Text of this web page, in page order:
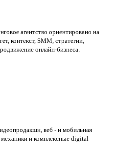
агентство ориентировано на
контекст, SMM, стратегии,
онлайн-бизнеса.
веб - и мобильная
и комплексные digital-